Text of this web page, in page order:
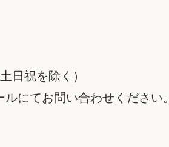
日祝を除く）
にてお問い合わせください。